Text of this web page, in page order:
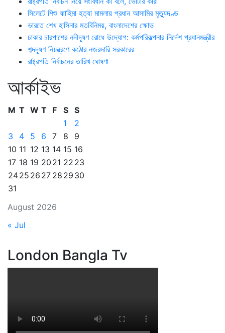
সিলেটে শিশু ফাহিমা হত্যা মামলায় প্রধান আসামির মৃত্যুদণ্ড
ভারতে শেখ হাসিনার মতবিনিময়, বাংলাদেশের ক্ষোভ
ঢাকার চারপাশের নদীদূষণ রোধে উদ্যোগ: কর্মপরিকল্পনার নির্দেশ প্রধানমন্ত্রীর
শব্দদূষণ নিয়ন্ত্রণে কঠোর নজরদারি সরকারের
রাষ্ট্রপতি নির্বাচনের তারিখ ঘোষণা
আর্কাইভ
August 2026
M T W T F S S
1
2
3
4 5 6 7 8
9
10 11 12 13 14 15 16
17 18 19 20 21 22 23
2425 26 27 28 29 30
31
« Jul
London Bangla Tv